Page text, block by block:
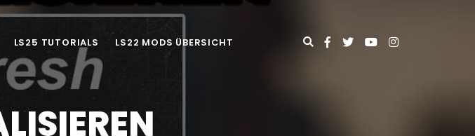
LS25 TUTORIALS LS22 MODS ÜBERSICHT